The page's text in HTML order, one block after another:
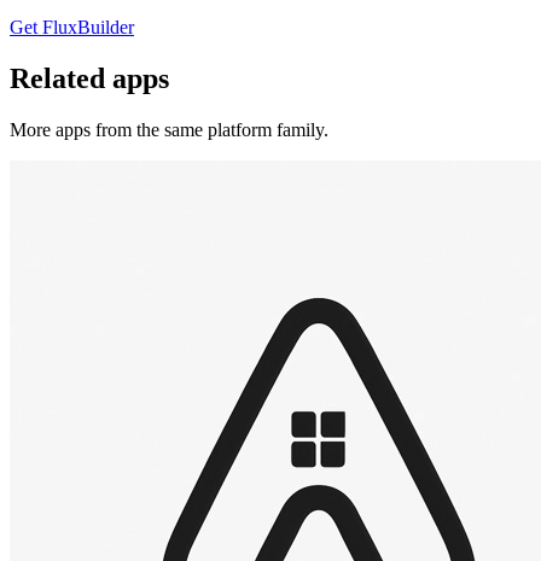
Get FluxBuilder
Related apps
More apps from the same platform family.